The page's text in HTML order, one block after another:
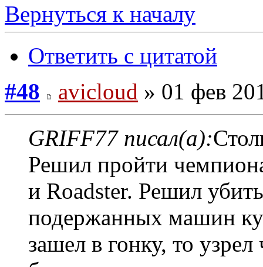
Вернуться к началу
Ответить с цитатой
#48
avicloud » 01 фев
GRIFF77 писал(а):
Решил пройти
и Roadster. Решил
подержанных машин
зашел в гонку, то